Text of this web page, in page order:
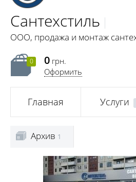
Сантехстиль
ООО, продажа и монтаж
0 0 грн.
Оформить
Главная Услуги
Архив 1